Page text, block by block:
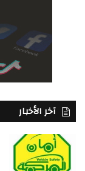
آخر الأخبار